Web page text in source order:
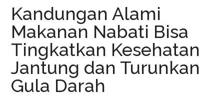
Buah
dan
Sayur
Bisa
Turunkan
Risiko
Kandungan Alami
Makanan Nabati Bisa
Tingkatkan Kesehatan
Jantung dan Turunkan
Gula Darah